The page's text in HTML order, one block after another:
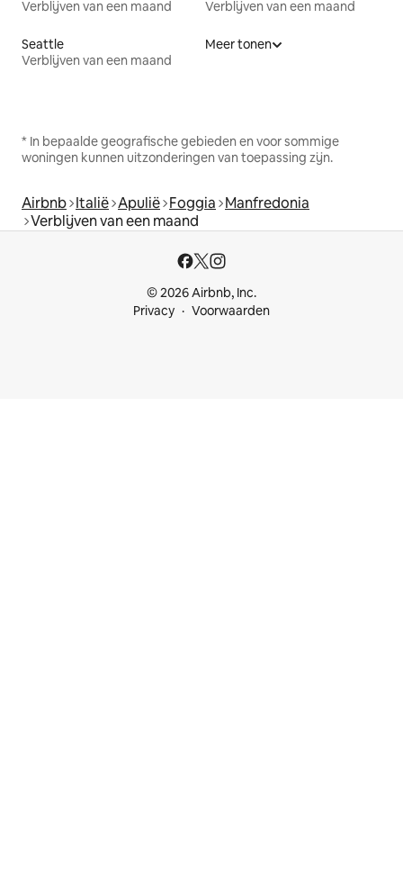
Verblijven van een maand Verblijven van een maand
Seattle
Verblijven van een maand
Meer tonen
* In bepaalde geografische gebieden en voor sommige
woningen kunnen uitzonderingen van toepassing zijn.
Airbnb Italië Apulië Foggia Manfredonia
Verblijven van een maand
© 2026 Airbnb, Inc.
Privacy
Voorwaarden